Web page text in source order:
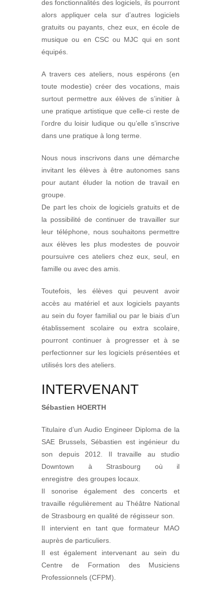
des fonctionnalités des logiciels, ils pourront
alors appliquer cela sur d’autres logiciels
gratuits ou payants, chez eux, en école de
musique ou en CSC ou MJC qui en sont
équipés.
A travers ces ateliers, nous espérons (en
toute modestie) créer des vocations, mais
surtout permettre aux élèves de s’initier à
une pratique artistique que celle-ci reste de
l’ordre du loisir ludique ou qu’elle s’inscrive
dans une pratique à long terme.
Nous nous inscrivons dans une démarche
invitant les élèves à être autonomes sans
pour autant éluder la notion de travail en
groupe.
De part les choix de logiciels gratuits et de
la possibilité de continuer de travailler sur
leur téléphone, nous souhaitons permettre
aux élèves les plus modestes de pouvoir
poursuivre ces ateliers chez eux, seul, en
famille ou avec des amis.
Toutefois, les élèves qui peuvent avoir
accès au matériel et aux logiciels payants
au sein du foyer familial ou par le biais d’un
établissement scolaire ou extra scolaire,
pourront continuer à progresser et à se
perfectionner sur les logiciels présentées et
utilisés lors des ateliers.
INTERVENANT
Sébastien HOERTH
Titulaire d’un Audio Engineer Diploma de la
SAE Brussels, Sébastien est ingénieur du
son depuis 2012. Il travaille au studio
Downtown à Strasbourg où il
enregistre des groupes locaux.
Il sonorise également des concerts et
travaille régulièrement au Théâtre National
de Strasbourg en qualité de régisseur son.
Il intervient en tant que formateur MAO
auprès de particuliers.
Il est également intervenant au sein du
Centre de Formation des Musiciens
Professionnels (CFPM).